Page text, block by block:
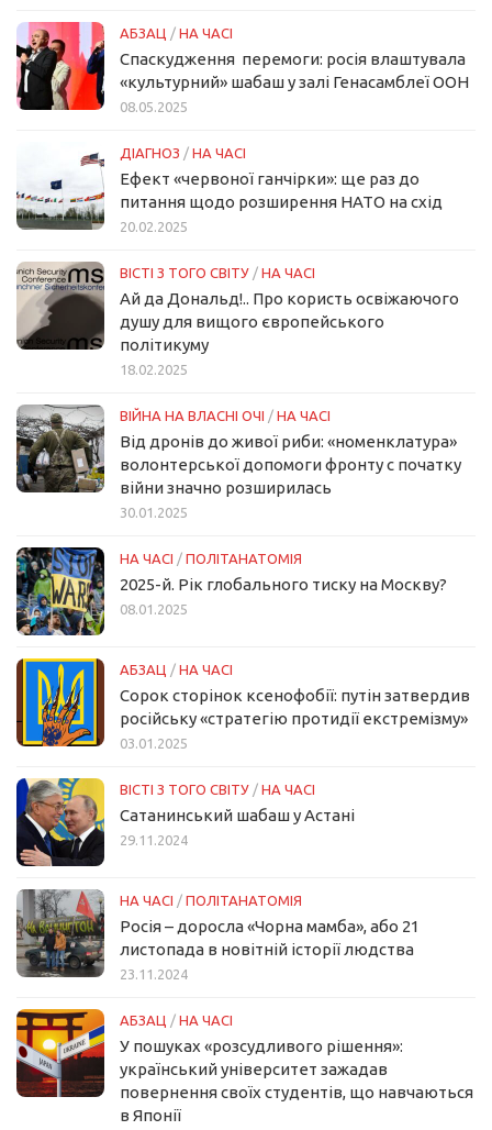
АБЗАЦ / НА ЧАСІ
Спаскудження перемоги: росія влаштувала
«культурний» шабаш у залі Генасамблеї ООН
08.05.2025
ДІАГНОЗ / НА ЧАСІ
Ефект «червоної ганчірки»: ще раз до
питання щодо розширення НАТО на схід
20.02.2025
ВІСТІ З ТОГО СВІТУ / НА ЧАСІ
Ай да Дональд!.. Про користь освіжаючого
душу для вищого європейського
політикуму
18.02.2025
ВІЙНА НА ВЛАСНІ ОЧІ / НА ЧАСІ
Від дронів до живої риби: «номенклатура»
волонтерської допомоги фронту с початку
війни значно розширилась
30.01.2025
НА ЧАСІ / ПОЛІТАНАТОМІЯ
2025-й. Рік глобального тиску на Москву?
08.01.2025
АБЗАЦ / НА ЧАСІ
Сорок сторінок ксенофобії: путін затвердив
російську «стратегію протидії екстремізму»
03.01.2025
ВІСТІ З ТОГО СВІТУ / НА ЧАСІ
Сатанинський шабаш у Астані
29.11.2024
НА ЧАСІ / ПОЛІТАНАТОМІЯ
Росія – доросла «Чорна мамба», або 21
листопада в новітній історії людства
23.11.2024
АБЗАЦ / НА ЧАСІ
У пошуках «розсудливого рішення»:
український університет зажадав
повернення своїх студентів, що навчаються
в Японії